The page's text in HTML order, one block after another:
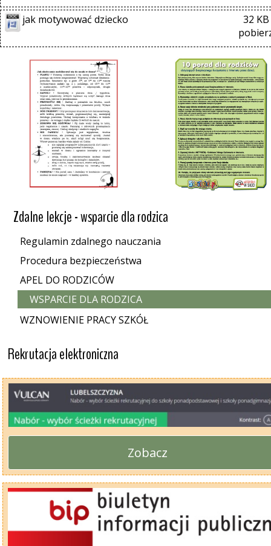
jak motywować dziecko
32 KB
Zdalne lekcje - wsparcie dla rodzica
Regulamin zdalnego nauczania
Procedura bezpieczeństwa
APEL DO RODZICÓW
WSPARCIE DLA RODZICA
WZNOWIENIE PRACY SZKÓŁ
Rekrutacja elektroniczna
Zobacz